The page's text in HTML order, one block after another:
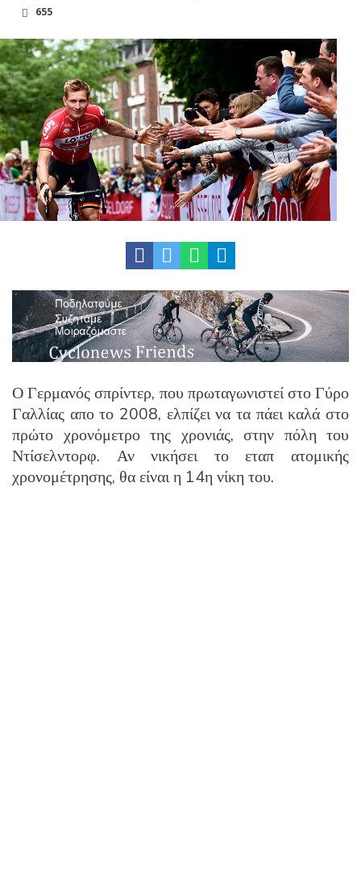
655
Ο Γερμανός σπρίντερ, που πρωταγωνιστεί στο Γύρο
Γαλλίας απο το 2008, ελπίζει να τα πάει καλά στο
πρώτο χρονόμετρο της χρονιάς, στην πόλη του
Ντίσελντορφ. Αν νικήσει το εταπ ατομικής
χρονομέτρησης, θα είναι η 14η νίκη του.